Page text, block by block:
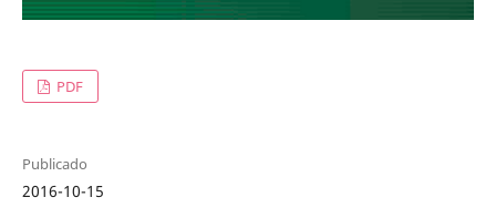
PDF
Publicado
2016-10-15